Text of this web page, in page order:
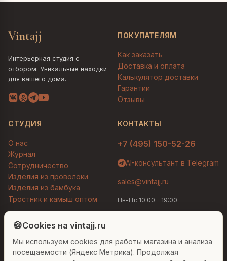
Vintajj
Интерьерная студия с
отбором. Уникальные находки
для вашего дома.
ПОКУПАТЕЛЯМ
Как заказать
Доставка и оплата
Калькулятор доставки
Гарантии
Отзывы
СТУДИЯ
О нас
Журнал
Сотрудничество
Изделия из проволоки
Изделия из бамбука
Тростник и камыш оптом
КОНТАКТЫ
+7 (495) 150-52-26
AI-консультант в Telegram
sales@vintajj.ru
Пн-Пт: 10:00 - 19:00
© 2026 Vintajj. Все права защищены.
Договор оферты
Политика конфиденциальности
Согласие на обработку ПДнНастройки cookies
🍪Cookies на vintajj.ru
Мы используем cookies для работы магазина и анализа
посещаемости (Яндекс Метрика). Продолжая
Людмила
Привет! Я Людмила, ваш персональный
консультант по декору. Чем могу помочь?